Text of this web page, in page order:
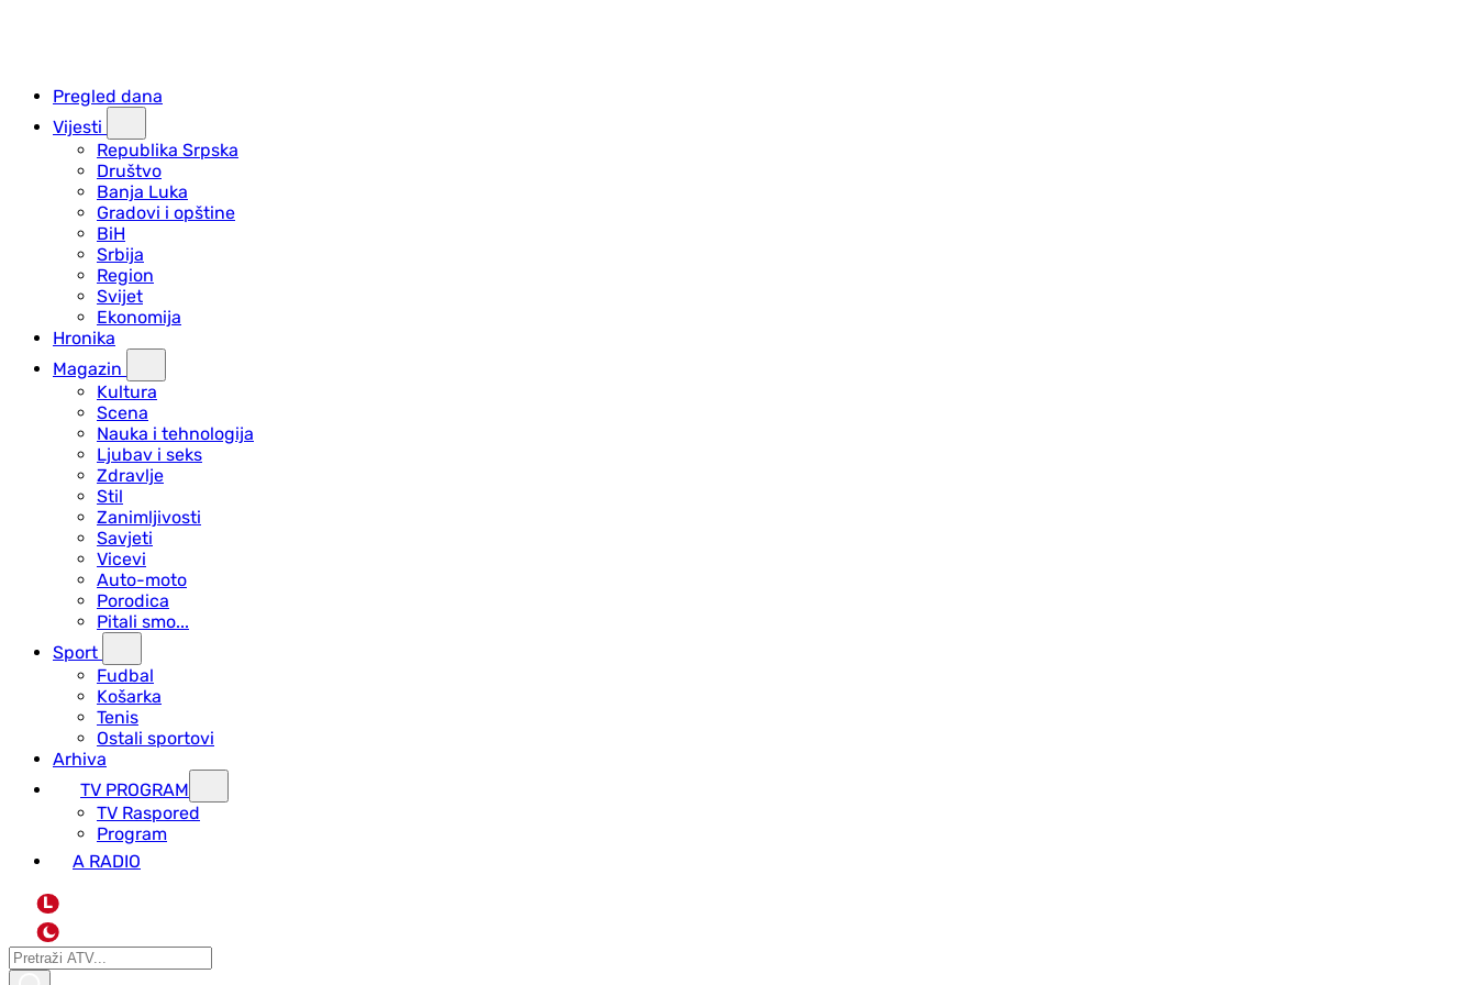
Pregled dana
Vijesti
Republika Srpska
Društvo
Banja Luka
Gradovi i opštine
BiH
Srbija
Region
Svijet
Ekonomija
Hronika
Magazin
Kultura
Scena
Nauka i tehnologija
Ljubav i seks
Zdravlje
Stil
Zanimljivosti
Savjeti
Vicevi
Auto-moto
Porodica
Pitali smo...
Sport
Fudbal
Košarka
Tenis
Ostali sportovi
Arhiva
TV PROGRAM
ТV Raspored
Program
A RADIO
L